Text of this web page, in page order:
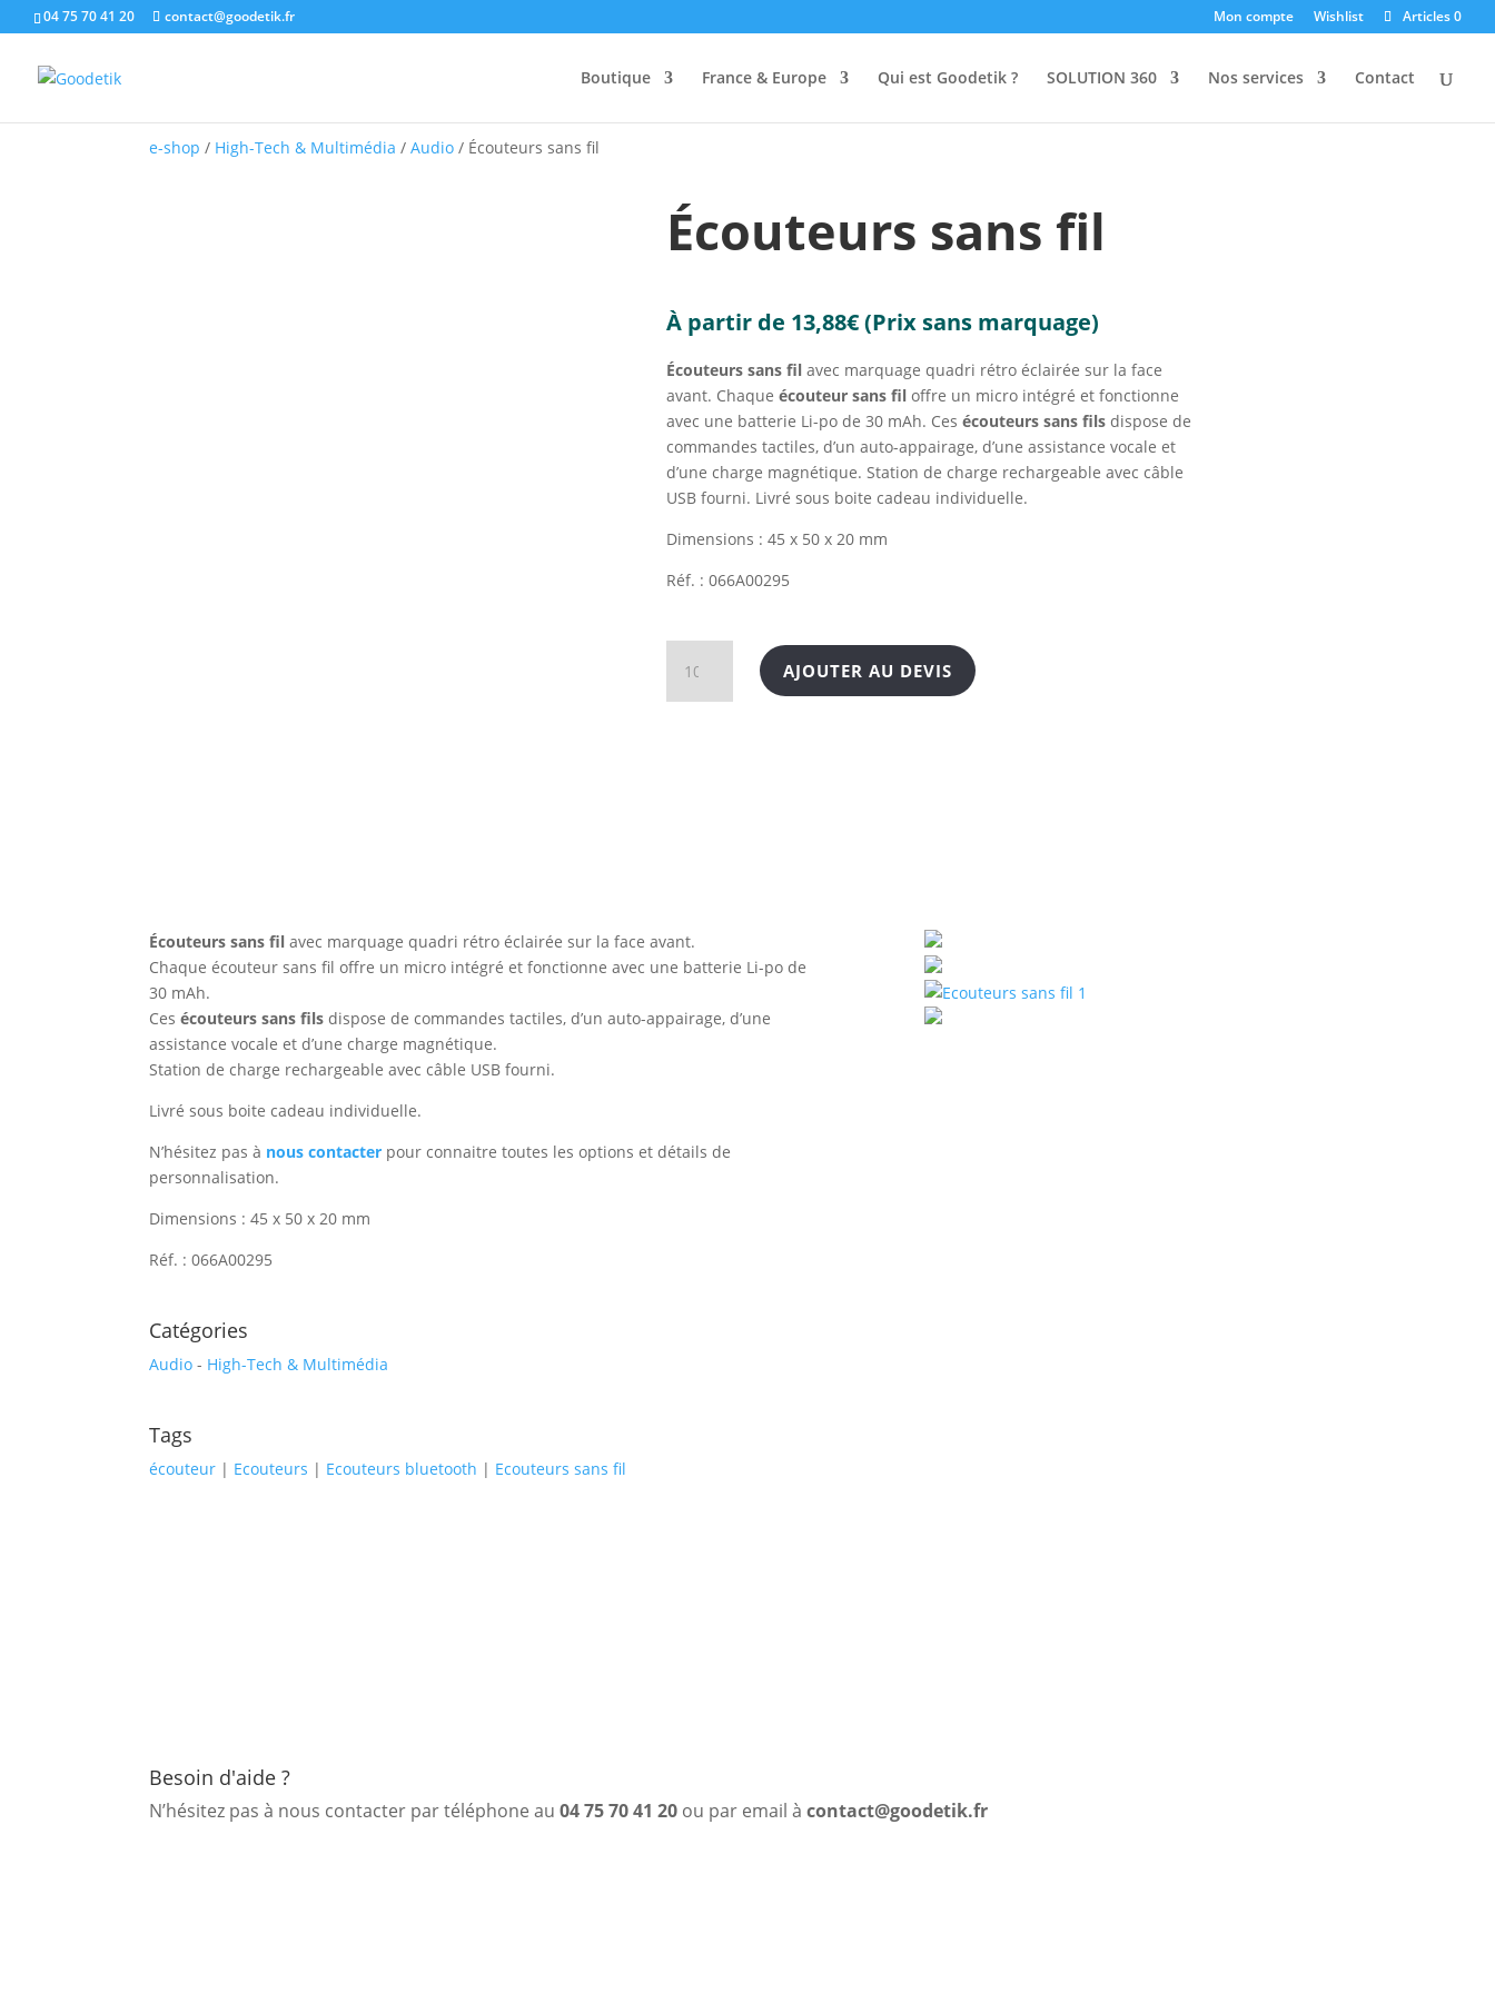
04 75 70 41 20 contact@goodetik.fr Mon compte Wishlist Articles 0
Boutique France & Europe Qui est Goodetik ? SOLUTION 360 Nos services Contact
e-shop / High-Tech & Multimédia /Audio / Écouteurs sans fil
Écouteurs sans fil
À partir de 13,88€(Prix sans marquage)
Écouteurs sans filavec marquage quadri rétro éclairée sur la face
avant. Chaque écouteur sans filoffre un micro intégré et fonctionne
avec une batterie Li-po de 30 mAh. Ces écouteurs sans filsdispose de
commandes tactiles, d’un auto-appairage, d’une assistance vocale et
d’une charge magnétique. Station de charge rechargeable avec câble
USB fourni. Livré sous boite cadeau individuelle.
Dimensions : 45 x 50 x 20 mm
Réf. : 066A00295
Écouteurs
AJOUTER AU DEVIS
Écouteurs sans fil avec marquage quadri rétro éclairée sur la face avant.
Chaque écouteur sans fil offre un micro intégré et fonctionne avec une batterie Li-po de
30 mAh.
Cesécouteurs sans fils dispose de commandes tactiles, d’un auto-appairage, d’une
assistance vocale et d’une charge magnétique.
Station de charge rechargeable avec câble USB fourni.
Livré sous boite cadeau individuelle.
N’hésitez pas à nous contacter pour connaitre toutes les options et détails de
personnalisation.
Dimensions : 45 x 50 x 20 mm
Réf. : 066A00295
Catégories
Audio - High-Tech & Multimédia
Tags
écouteur | Ecouteurs | Ecouteurs bluetooth | Ecouteurs sans fil
Besoin d'aide ?
N’hésitez pas à nous contacter par téléphone au04 75 70 41 20 ou par email àcontact@goodetik.fr